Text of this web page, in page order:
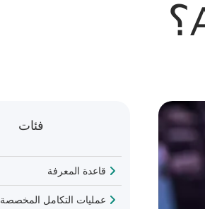
فئات
قاعدة المعرفة
عمليات التكامل المخصصة